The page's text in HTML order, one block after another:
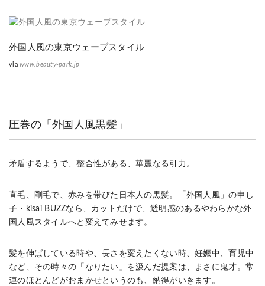
外国人風の東京ウェーブスタイル
viawww.beauty-park.jp
圧巻の「外国人風黒髪」
矛盾するようで、整合性がある、華麗なる引力。
直毛、剛毛で、赤みを帯びた日本人の黒髪。「外国人風」の申し
子・kisai BUZZなら、カットだけで、透明感のあるやわらかな外
国人風スタイルへと変えてみせます。
髪を伸ばしている時や、長さを変えたくない時、妊娠中、育児中
など、その時々の「なりたい」を汲んだ提案は、まさに鬼才。常
連のほとんどがおまかせというのも、納得がいきます。